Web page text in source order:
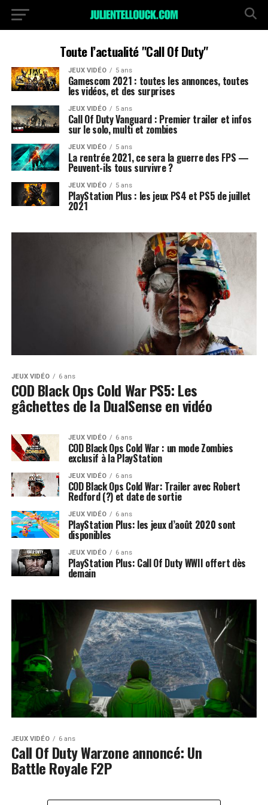
Toute l’actualité "Call Of Duty"
JEUX VIDÉO 5 ans
Gamescom 2021 : toutes les annonces, toutes
les vidéos, et des surprises
JEUX VIDÉO 5 ans
Call Of Duty Vanguard : Premier trailer et infos
sur le solo, multi et zombies
JEUX VIDÉO 5 ans
La rentrée 2021, ce sera la guerre des FPS —
Peuvent-ils tous survivre ?
JEUX VIDÉO 5 ans
PlayStation Plus : les jeux PS4 et PS5 de juillet
2021
JEUX VIDÉO 6 ans
COD Black Ops Cold War PS5: Les
gâchettes de la DualSense en vidéo
JEUX VIDÉO 6 ans
COD Black Ops Cold War : un mode Zombies
exclusif à la PlayStation
JEUX VIDÉO 6 ans
COD Black Ops Cold War: Trailer avec Robert
Redford (?) et date de sortie
JEUX VIDÉO 6 ans
PlayStation Plus: les jeux d’août 2020 sont
disponibles
JEUX VIDÉO 6 ans
PlayStation Plus: Call Of Duty WWII offert dès
demain
JEUX VIDÉO 6 ans
Call Of Duty Warzone annoncé: Un
Battle Royale F2P